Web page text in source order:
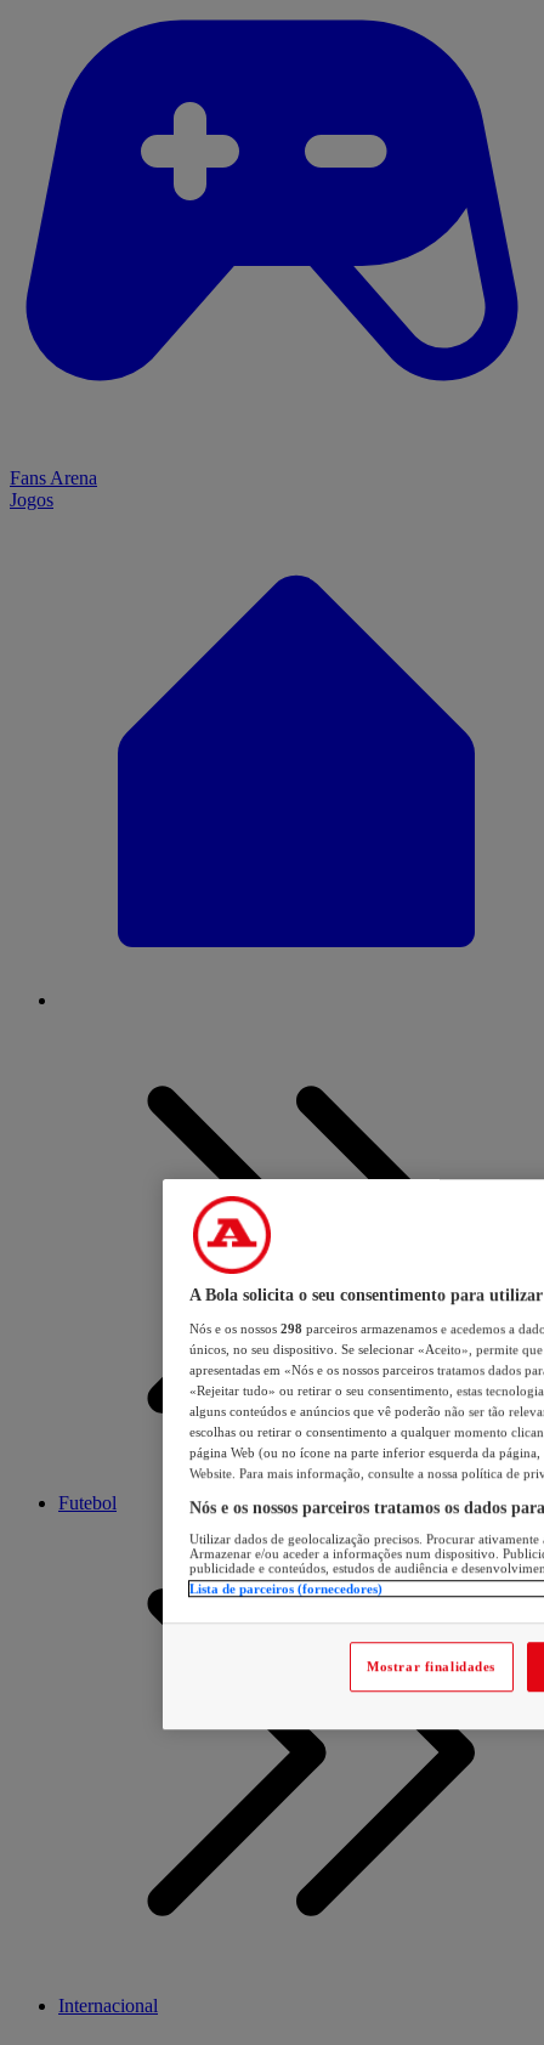
Fans Arena
Jogos
Futebol
Internacional
A Bola solicita o seu consentimento para utilizar
Nós e os nossos 298 parceiros armazenamos e acedemos a
únicos, no seu dispositivo. Se selecionar «Aceito», permite
apresentadas em «Nós e os nossos parceiros tratamos dados
«Rejeitar tudo» ou retirar o seu consentimento, estas
alguns conteúdos e anúncios que vê poderão não ser tão
escolhas ou retirar o consentimento a qualquer momento
página Web (ou no ícone na parte inferior esquerda da página,
Website. Para mais informação, consulte a nossa política de
Nós e os nossos parceiros tratamos os dados
Utilizar dados de geolocalização precisos. Procurar
Armazenar e/ou aceder a informações num dispositivo.
publicidade e conteúdos, estudos de audiência e
Lista de parceiros (fornecedores)
Mostrar finalidades